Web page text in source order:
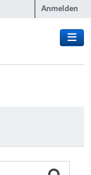
Anmelden